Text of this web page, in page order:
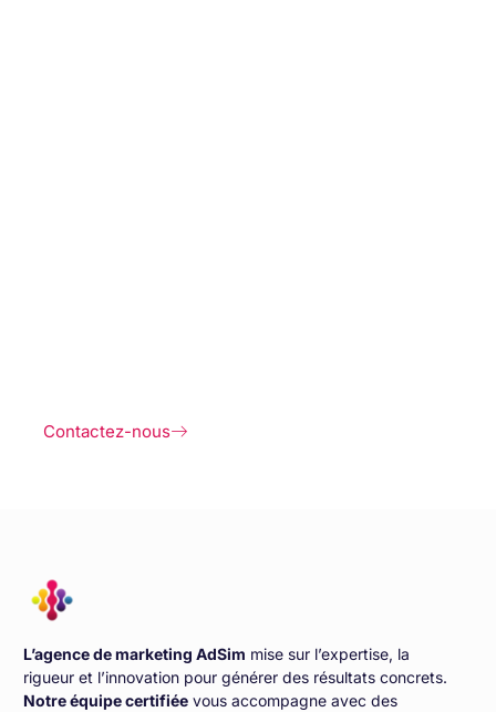
Contactez-nous
L’agence de marketing AdSim mise sur l’expertise, la
rigueur et l’innovation pour générer des résultats concrets.
Notre équipe certifiée vous accompagne avec des